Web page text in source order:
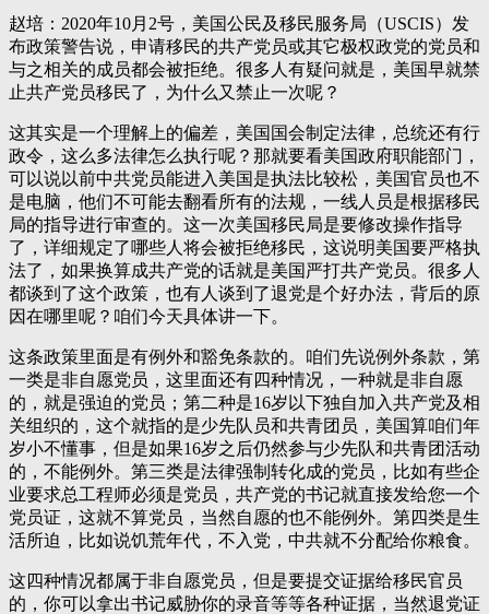
赵培：2020年10月2号，美国公民及移民服务局（USCIS）发
布政策警告说，申请移民的共产党员或其它极权政党的党员和
与之相关的成员都会被拒绝。很多人有疑问就是，美国早就禁
止共产党员移民了，为什么又禁止一次呢？
这其实是一个理解上的偏差，美国国会制定法律，总统还有行
政令，这么多法律怎么执行呢？那就要看美国政府职能部门，
可以说以前中共党员能进入美国是执法比较松，美国官员也不
是电脑，他们不可能去翻看所有的法规，一线人员是根据移民
局的指导进行审查的。这一次美国移民局是要修改操作指导
了，详细规定了哪些人将会被拒绝移民，这说明美国要严格执
法了，如果换算成共产党的话就是美国严打共产党员。很多人
都谈到了这个政策，也有人谈到了退党是个好办法，背后的原
因在哪里呢？咱们今天具体讲一下。
这条政策里面是有例外和豁免条款的。咱们先说例外条款，第
一类是非自愿党员，这里面还有四种情况，一种就是非自愿
的，就是强迫的党员；第二种是16岁以下独自加入共产党及相
关组织的，这个就指的是少先队员和共青团员，美国算咱们年
岁小不懂事，但是如果16岁之后仍然参与少先队和共青团活动
的，不能例外。第三类是法律强制转化成的党员，比如有些企
业要求总工程师必须是党员，共产党的书记就直接发给您一个
党员证，这就不算党员，当然自愿的也不能例外。第四类是生
活所迫，比如说饥荒年代，不入党，中共就不分配给你粮食。
这四种情况都属于非自愿党员，但是要提交证据给移民官员
的，你可以拿出书记威胁你的录音等等各种证据，当然退党证